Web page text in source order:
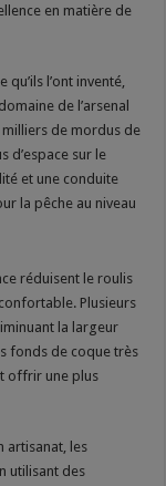
en matière de
qu’ils l’ont inventé,
de l’arsenal
milliers de mordus de
d’espace sur le
et une conduite
la pêche au niveau
réduisent le roulis
Plusieurs
la largeur
fonds de coque très
offrir une plus
artisanat, les
utilisant des